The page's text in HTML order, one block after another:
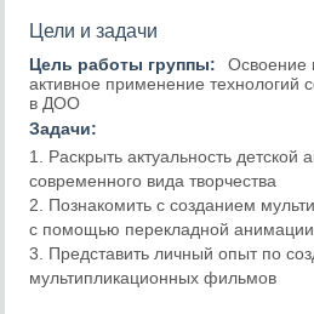
Цели и задачи
Цель работы группы:
Освоение
активное применение технологий
в ДОО
Задачи:
1. Раскрыть актуальность детской
современного вида творчества
2. Познакомить с созданием
с помощью перекладной анимации
3. Представить личный опыт по
мультипликационных фильмов